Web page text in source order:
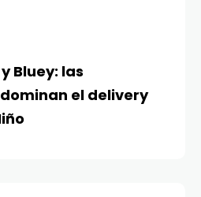
Bluey: las
el delivery